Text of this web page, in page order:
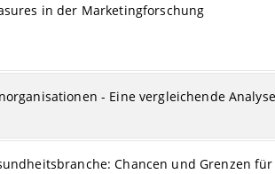
in der Marketingforschung
- Eine vergleichende Analyse
Chancen und Grenzen